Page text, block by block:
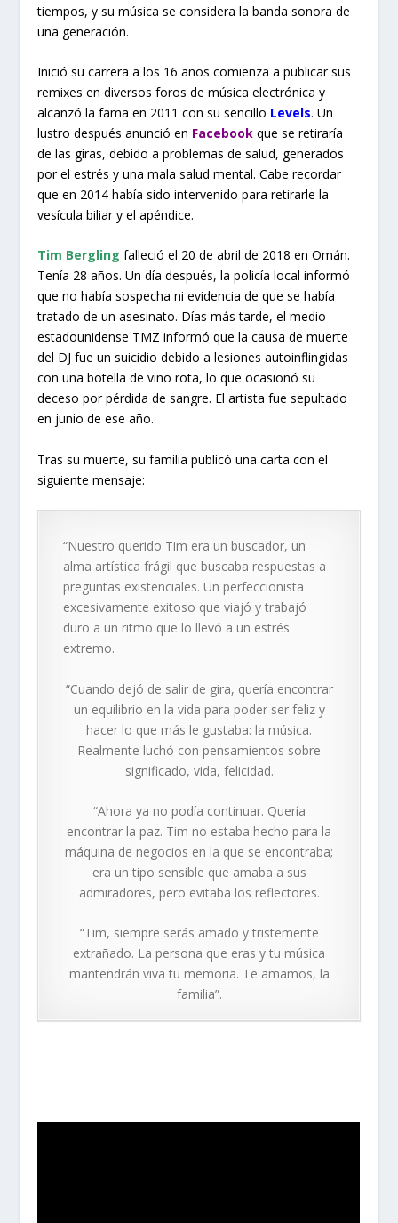
tiempos, y su música se considera la banda sonora de
una generación.
Inició su carrera a los 16 años comienza a publicar sus
remixes en diversos foros de música electrónica y
alcanzó la fama en 2011 con su sencillo Levels. Un
lustro después anunció en Facebook que se retiraría
de las giras, debido a problemas de salud, generados
por el estrés y una mala salud mental. Cabe recordar
que en 2014 había sido intervenido para retirarle la
vesícula biliar y el apéndice.
Tim Bergling falleció el 20 de abril de 2018 en Omán.
Tenía 28 años. Un día después, la policía local informó
que no había sospecha ni evidencia de que se había
tratado de un asesinato. Días más tarde, el medio
estadounidense TMZ informó que la causa de muerte
del DJ fue un suicidio debido a lesiones autoinflingidas
con una botella de vino rota, lo que ocasionó su
deceso por pérdida de sangre. El artista fue sepultado
en junio de ese año.
Tras su muerte, su familia publicó una carta con el
siguiente mensaje:
“Nuestro querido Tim era un buscador, un
alma artística frágil que buscaba respuestas a
preguntas existenciales. Un perfeccionista
excesivamente exitoso que viajó y trabajó
duro a un ritmo que lo llevó a un estrés
extremo.
“Cuando dejó de salir de gira, quería encontrar
un equilibrio en la vida para poder ser feliz y
hacer lo que más le gustaba: la música.
Realmente luchó con pensamientos sobre
significado, vida, felicidad.
“Ahora ya no podía continuar. Quería
encontrar la paz. Tim no estaba hecho para la
máquina de negocios en la que se encontraba;
era un tipo sensible que amaba a sus
admiradores, pero evitaba los reflectores.
“Tim, siempre serás amado y tristemente
extrañado. La persona que eras y tu música
mantendrán viva tu memoria. Te amamos, la
familia”.